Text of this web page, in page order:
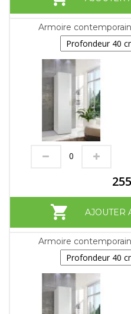
Armoire
AJOUTER
Armoire